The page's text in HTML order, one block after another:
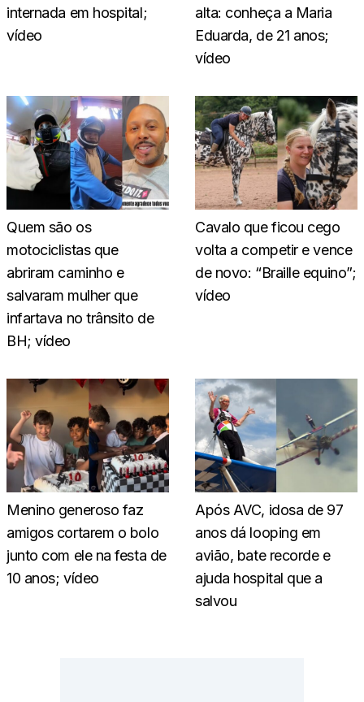
internada em hospital;
vídeo
alta: conheça a Maria
Eduarda, de 21 anos;
vídeo
Quem são os
motociclistas que
abriram caminho e
salvaram mulher que
infartava no trânsito de
BH; vídeo
Cavalo que ficou cego
volta a competir e vence
de novo: “Braille equino”;
vídeo
Menino generoso faz
amigos cortarem o bolo
junto com ele na festa de
10 anos; vídeo
Após AVC, idosa de 97
anos dá looping em
avião, bate recorde e
ajuda hospital que a
salvou